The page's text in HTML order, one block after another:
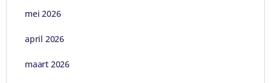
mei 2026
april 2026
maart 2026